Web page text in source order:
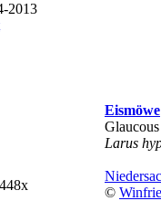
2013
Eismöwe
Larus
©